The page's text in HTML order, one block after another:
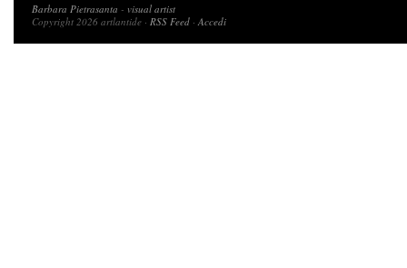
Barbara Pietrasanta - visual artist
Copyright 2026 artlantide · RSS Feed ·Accedi